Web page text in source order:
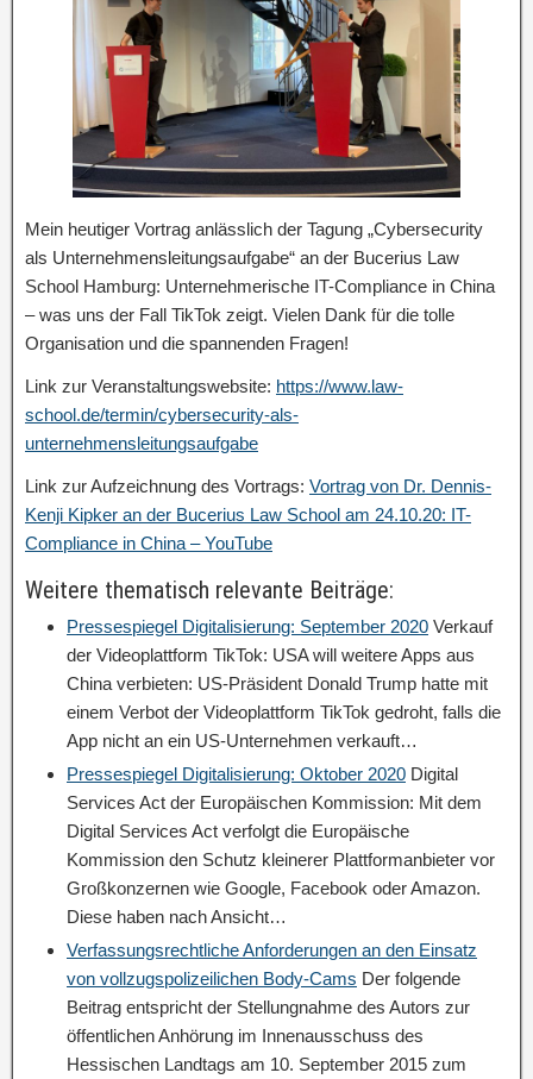
Mein heutiger Vortrag anlässlich der Tagung „Cybersecurity
als Unternehmensleitungsaufgabe“ an der Bucerius Law
School Hamburg: Unternehmerische IT-Compliance in China
– was uns der Fall TikTok zeigt. Vielen Dank für die tolle
Organisation und die spannenden Fragen!
Link zur Veranstaltungswebsite: https://www.law-
school.de/termin/cybersecurity-als-
unternehmensleitungsaufgabe
Link zur Aufzeichnung des Vortrags: Vortrag von Dr. Dennis-
Kenji Kipker an der Bucerius Law School am 24.10.20: IT-
Compliance in China – YouTube
Weitere thematisch relevante Beiträge:
Pressespiegel Digitalisierung: September 2020 Verkauf
der Videoplattform TikTok: USA will weitere Apps aus
China verbieten: US-Präsident Donald Trump hatte mit
einem Verbot der Videoplattform TikTok gedroht, falls die
App nicht an ein US-Unternehmen verkauft…
Pressespiegel Digitalisierung: Oktober 2020 Digital
Services Act der Europäischen Kommission: Mit dem
Digital Services Act verfolgt die Europäische
Kommission den Schutz kleinerer Plattformanbieter vor
Großkonzernen wie Google, Facebook oder Amazon.
Diese haben nach Ansicht…
Verfassungsrechtliche Anforderungen an den Einsatz
von vollzugspolizeilichen Body-Cams Der folgende
Beitrag entspricht der Stellungnahme des Autors zur
öffentlichen Anhörung im Innenausschuss des
Hessischen Landtags am 10. September 2015 zum